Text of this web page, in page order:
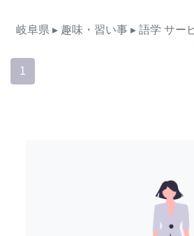
岐阜県 ▸ 趣味・習い事 ▸ 語学 サー
1